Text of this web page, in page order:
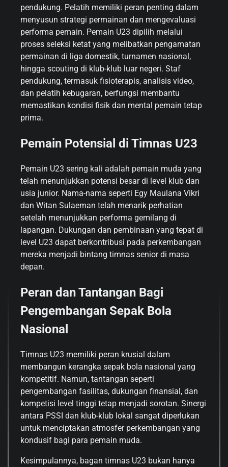
pendukung. Pelatih memiliki peran penting dalam
menyusun strategi permainan dan mengevaluasi
performa pemain. Pemain U23 dipilih melalui
proses seleksi ketat yang melibatkan pengamatan
permainan di liga domestik, turnamen nasional,
hingga scouting di klub-klub luar negeri. Staf
pendukung, termasuk fisioterapis, analisis video,
dan pelatih kebugaran, berfungsi membantu
memastikan kondisi fisik dan mental pemain tetap
prima.
Pemain Potensial di Timnas U23
Pemain U23 sering kali adalah pemain muda yang
telah menunjukkan potensi besar di level klub dan
usia junior. Nama-nama seperti Egy Maulana Vikri
dan Witan Sulaeman telah menarik perhatian
setelah menunjukkan performa gemilang di
lapangan. Dukungan dan pembinaan yang tepat di
level U23 dapat berkontribusi pada perkembangan
mereka menjadi bintang timnas senior di masa
depan.
Peran dan Tantangan Bagi
Pengembangan Sepak Bola
Nasional
Timnas U23 memiliki peran krusial dalam
membangun kerangka sepak bola nasional yang
kompetitif. Namun, tantangan seperti
pengembangan fasilitas, dukungan finansial, dan
kompetisi level tinggi tetap menjadi sorotan. Sinergi
antara PSSI dan klub-klub lokal sangat diperlukan
untuk menciptakan atmosfer perkembangan yang
kondusif bagi para pemain muda.
Kesimpulannya, bagan timnas U23 bukan hanya